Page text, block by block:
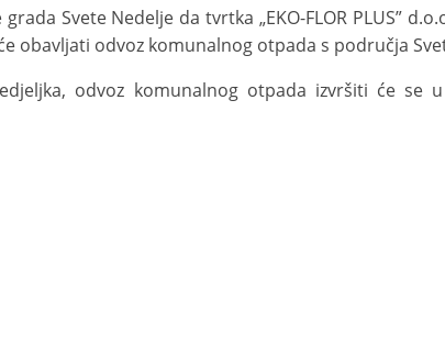
Svete Nedelje da tvrtka „EKO-FLOR PLUS”
obavljati odvoz komunalnog otpada s područja
odvoz komunalnog otpada izvršiti će se u